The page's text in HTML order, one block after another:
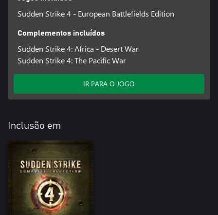
Sudden Strike 4 - European Battlefields Edition
Complementos incluídos
Sudden Strike 4: Africa - Desert War
Sudden Strike 4: The Pacific War
IR PARA O JOGO
Inclusão em